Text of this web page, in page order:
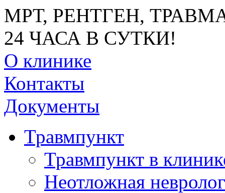
МРТ, РЕНТГЕН,
24 ЧАСА В СУТКИ!
О клинике
Контакты
Документы
Травмпункт
Травмпункт в
Неотложная